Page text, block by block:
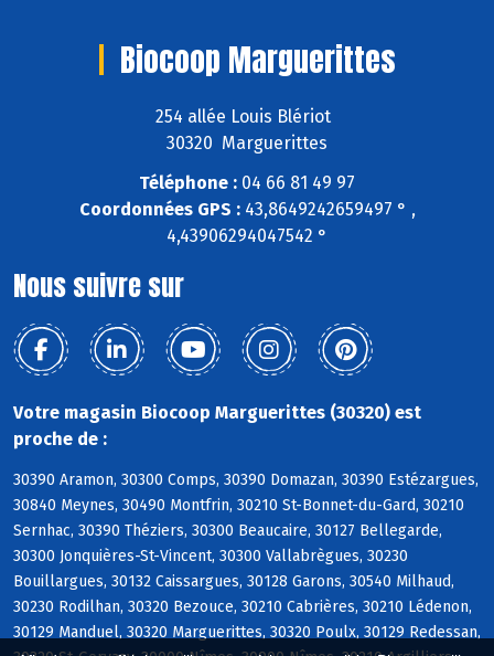
Biocoop Marguerittes
254 allée Louis Blériot
30320 Marguerittes
Téléphone : 04 66 81 49 97
Coordonnées GPS :43,8649242659497 ° ,
4,43906294047542 °
Nous suivre sur
Votre magasin Biocoop Marguerittes (30320) est
proche de :
30390 Aramon, 30300 Comps, 30390 Domazan, 30390 Estézargues,
30840 Meynes, 30490 Montfrin, 30210 St-Bonnet-du-Gard, 30210
Sernhac, 30390 Théziers, 30300 Beaucaire, 30127 Bellegarde,
30300 Jonquières-St-Vincent, 30300 Vallabrègues, 30230
Bouillargues, 30132 Caissargues, 30128 Garons, 30540 Milhaud,
30230 Rodilhan, 30320 Bezouce, 30210 Cabrières, 30210 Lédenon,
30129 Manduel, 30320 Marguerittes, 30320 Poulx, 30129 Redessan,